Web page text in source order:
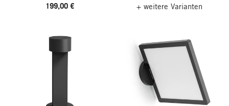
199,00 € + weitere Varianten